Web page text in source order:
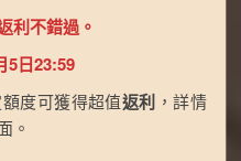
利不錯過。
5日23:59
度可獲得超值返利 ，詳情
。